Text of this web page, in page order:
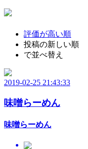
評価が高い順
投稿の新しい順
で並べ替え
2019-02-25 21:43:33
味噌らーめん
味噌らーめん